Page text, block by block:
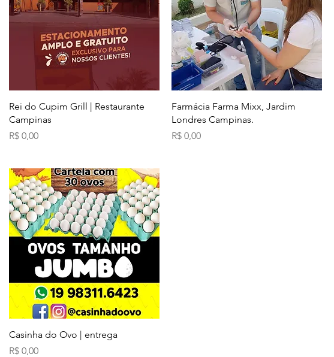
Rei do Cupim Grill | Restaurante
Campinas
Preço
R$ 0,00
Farmácia Farma Mixx, Jardim
Londres Campinas.
Preço
R$ 0,00
Casinha do Ovo | entrega
Preço
R$ 0,00